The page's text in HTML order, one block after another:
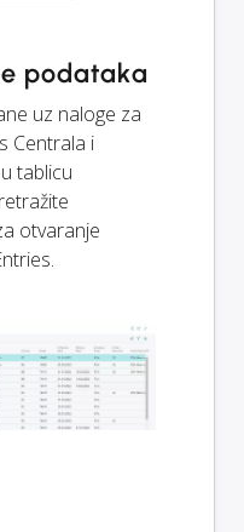
podataka
uz naloge za
Centrala i
tablicu
otvaranje